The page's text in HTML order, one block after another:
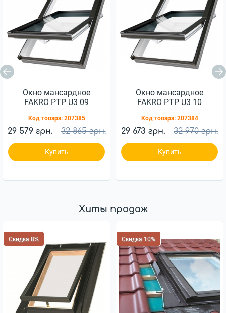
Окно мансардное
FAKRO PTP U3 09
Код товара: 207385
29 579 грн. 32 865 грн.
Купить
Окно мансардное
FAKRO PTP U3 10
Код товара: 207384
29 673 грн. 32 970 грн.
Купить
Хиты продаж
Скидка 8% Скидка 10%